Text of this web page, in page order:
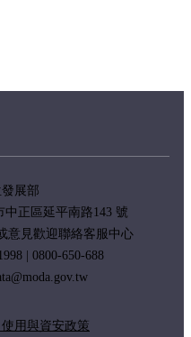
展部
中正區延平南路143 號
意見歡迎聯絡客服中心
| 0800-650-688
用與資安政策